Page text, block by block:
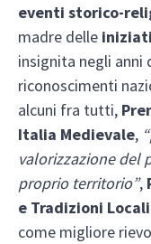
eventi storico-
madre delle
insignita negli anni
riconoscimenti
alcuni fra tutti,
Italia Medievale,
valorizzazione del
proprio territorio”,
e Tradizioni Locali
come migliore